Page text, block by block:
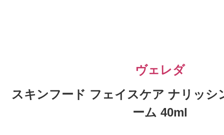
ヴェレダ
スキンフード フェイスケア ナリッシ
ーム 40ml